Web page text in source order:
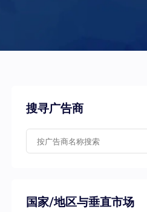
搜寻广告商
国家/地区与垂直市场